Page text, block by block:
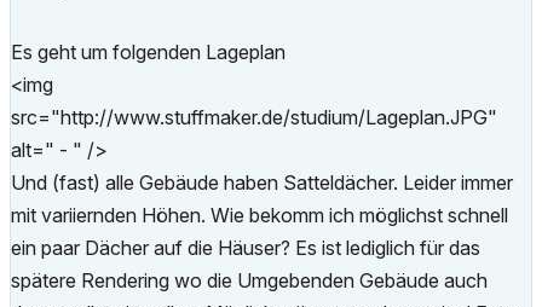
Es geht um folgenden Lageplan
<img
src="http://www.stuffmaker.de/studium/Lageplan.JPG"
alt=" - " />
Und (fast) alle Gebäude haben Satteldächer. Leider immer
mit variiernden Höhen. Wie bekomm ich möglichst schnell
ein paar Dächer auf die Häuser? Es ist lediglich für das
spätere Rendering wo die Umgebenden Gebäude auch